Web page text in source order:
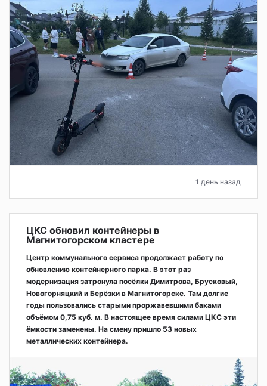
1 день назад
ЦКС обновил контейнеры в
Магнитогорском кластере
Центр коммунального сервиса продолжает работу по
обновлению контейнерного парка. В этот раз
модернизация затронула посёлки Димитрова, Брусковый,
Новогорняцкий и Берёзки в Магнитогорске. Там долгие
годы пользовались старыми проржавевшими баками
объёмом 0,75 куб. м. В настоящее время силами ЦКС эти
ёмкости заменены. На смену пришло 53 новых
металлических контейнера.